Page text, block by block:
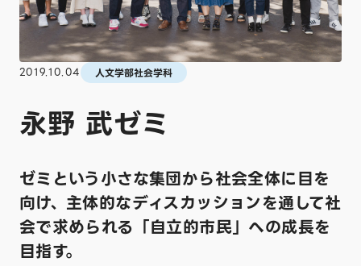
2019.10.04 人文学部社会学科
永野 武ゼミ
ゼミという小さな集団から社会全体に目を
向け、主体的なディスカッションを通して社
会で求められる「自立的市民」への成長を
目指す。